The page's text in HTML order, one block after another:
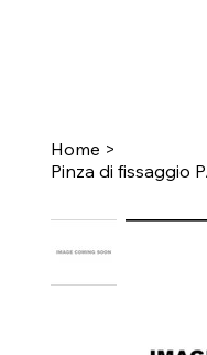
Home >
Pinza di fissaggio